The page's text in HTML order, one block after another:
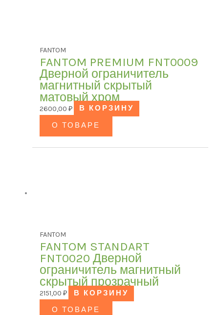
FANTOM
FANTOM PREMIUM FNT0009
Дверной ограничитель
магнитный скрытый
матовый хром
2600,00 ₽
В КОРЗИНУ
О ТОВАРЕ
FANTOM
FANTOM STANDART
FNT0020 Дверной
ограничитель магнитный
скрытый прозрачный
2151,00 ₽
В КОРЗИНУ
О ТОВАРЕ